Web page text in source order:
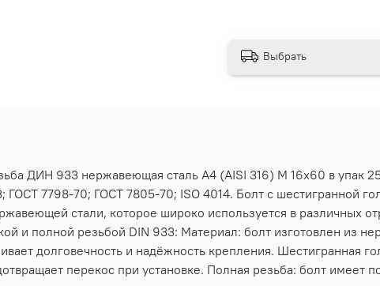
Выбрать
ДИН 933 нержавеющая сталь А4 (AISI 316) M 16х60 в упак
7798-70; ГОСТ 7805-70; ISO 4014. Болт с шестигранной
стали, которое широко используется в различных
и полной резьбой DIN 933: Материал: болт изготовлен из
долговечность и надёжность крепления. Шестигранная
перекос при установке. Полная резьба: болт имеет